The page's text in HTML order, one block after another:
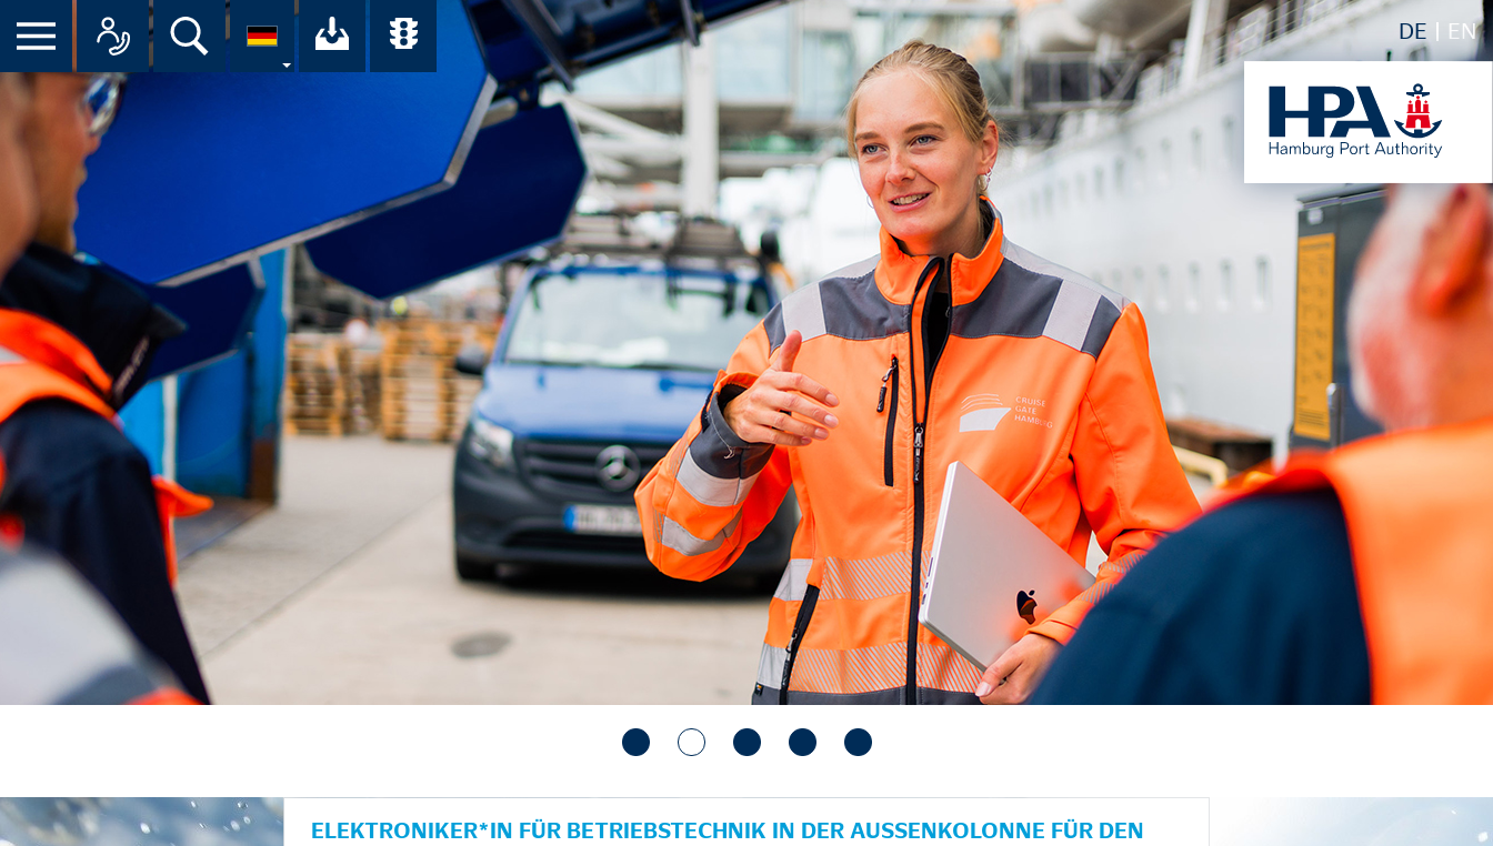
DE EN
Suche Ihr Download-Center der HPA
Übersicht aller Verkehrsmeldungen im Hafen am
ELEKTRONIKER*IN FÜR BETRIEBSTECHNIK IN DER AUSSENKOLONNE FÜR DEN H